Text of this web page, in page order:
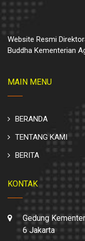
Website Resmi
Buddha Kementerian
MAIN MENU
BERANDA
TENTANG KAMI
BERITA
KONTAK
Gedung
6 Jakarta